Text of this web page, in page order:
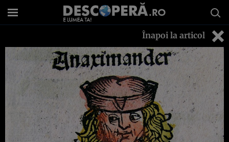
Înapoi la articol